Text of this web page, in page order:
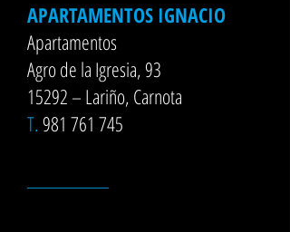
APARTAMENTOS IGNACIO
Apartamentos
Agro de la Igresia, 93
15292 – Lariño, Carnota
T. 981 761 745